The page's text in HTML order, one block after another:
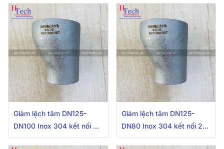
Giảm lệch tâm DN125-
DN100 Inox 304 kết nối 2
Giảm lệch tâm DN125-
DN80 Inox 304 kết nối 2